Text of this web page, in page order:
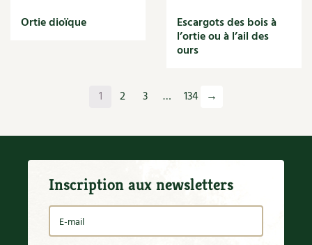
Optimiser l'espace
Paille
Panais
Parasite
Partenariat
Participatif
Patate douce
Ortie dioïque Escargots des bois à
l’ortie ou à l’ail des
ours
1 2 3 … 134 →
Inscription aux newsletters